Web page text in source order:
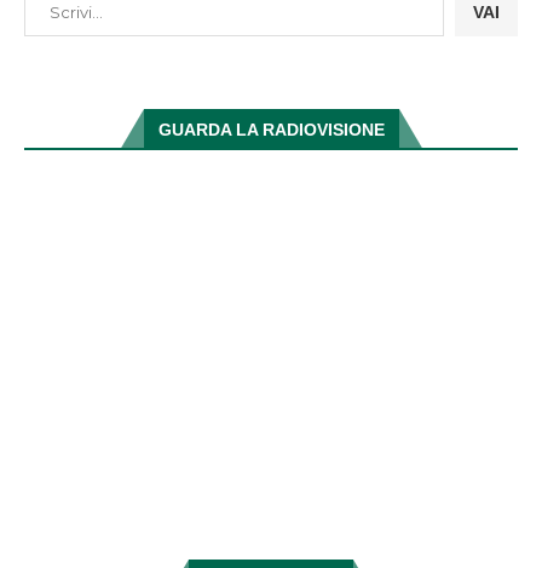
VAI
GUARDA LA RADIOVISIONE